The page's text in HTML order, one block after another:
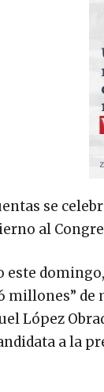
se
al
este
millones”
López
a la